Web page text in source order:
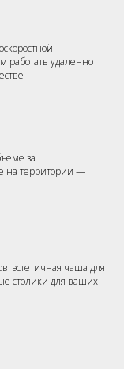
работать удаленно
за
на территории —
эстетичная чаша для
столики для ваших